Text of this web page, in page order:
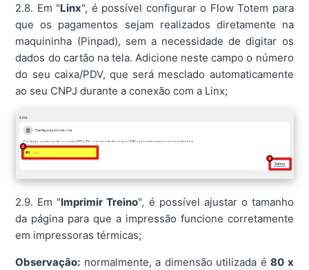
2.8. Em "Linx", é possível configurar o Flow Totem para
que os pagamentos sejam realizados diretamente na
maquininha (Pinpad), sem a necessidade de digitar os
dados do cartão na tela. Adicione neste campo o número
do seu caixa/PDV, que será mesclado automaticamente
ao seu CNPJ durante a conexão com a Linx;
2.9. Em "Imprimir Treino", é possível ajustar o tamanho
da página para que a impressão funcione corretamente
em impressoras térmicas;
Observação: normalmente, a dimensão utilizada é80 x